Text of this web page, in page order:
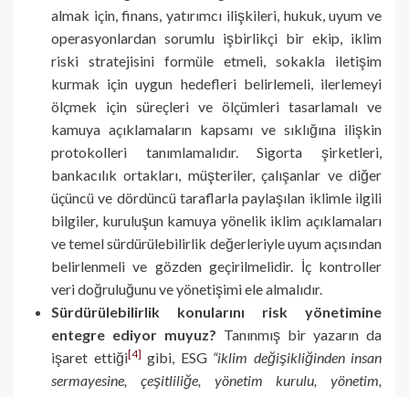
almak için, finans, yatırımcı ilişkileri, hukuk, uyum ve
operasyonlardan sorumlu işbirlikçi bir ekip, iklim
riski stratejisini formüle etmeli, sokakla iletişim
kurmak için uygun hedefleri belirlemeli, ilerlemeyi
ölçmek için süreçleri ve ölçümleri tasarlamalı ve
kamuya açıklamaların kapsamı ve sıklığına ilişkin
protokolleri tanımlamalıdır. Sigorta şirketleri,
bankacılık ortakları, müşteriler, çalışanlar ve diğer
üçüncü ve dördüncü taraflarla paylaşılan iklimle ilgili
bilgiler, kuruluşun kamuya yönelik iklim açıklamaları
ve temel sürdürülebilirlik değerleriyle uyum açısından
belirlenmeli ve gözden geçirilmelidir. İç kontroller
veri doğruluğunu ve yönetişimi ele almalıdır.
Sürdürülebilirlik konularını risk yönetimine
entegre ediyor muyuz? Tanınmış bir yazarın da
işaret ettiği[4] gibi, ESG “iklim değişikliğinden insan
sermayesine, çeşitliliğe, yönetim kurulu, yönetim,